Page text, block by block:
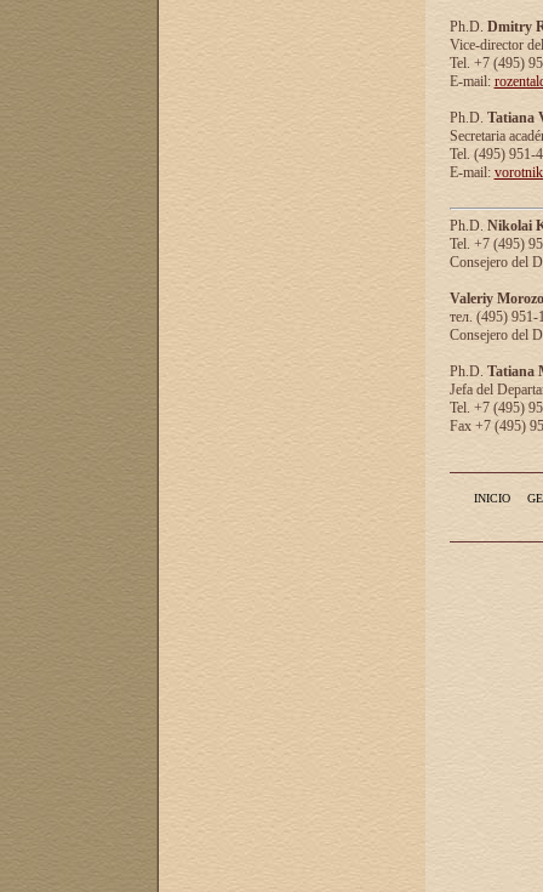
Ph.D. Dmitry
Vice-director
Tel. +7 (495)
E-mail:
Ph.D. Tatiana
Secretaria
Tel. (495) 951-
E-mail:
Ph.D. Nikolai
Tel. +7 (495)
Consejero del
Valeriy
тел. (495) 951-
Consejero del
Ph.D. Tatiana
Jefa del
Tel. +7 (495)
Fax +7 (495)
INICIO